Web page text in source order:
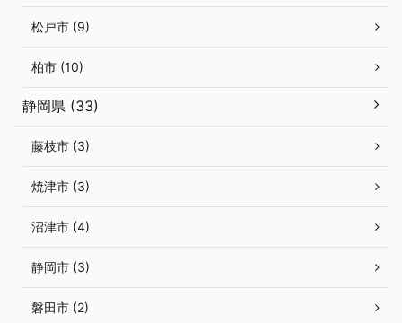
松戸市 (9)
柏市 (10)
静岡県 (33)
藤枝市 (3)
焼津市 (3)
沼津市 (4)
静岡市 (3)
磐田市 (2)